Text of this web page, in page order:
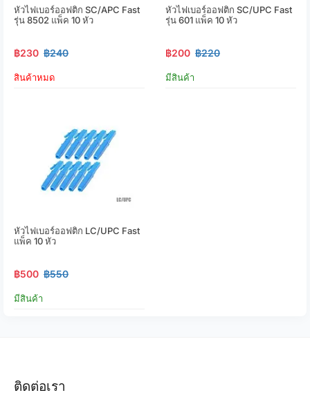
หัวไฟเบอร์ออฟติก SC/APC Fast
รุ่น 8502 แพ็ค 10 หัว
฿230 ฿240
สินค้าหมด
หัวไฟเบอร์ออฟติก SC/UPC Fast
รุ่น 601 แพ็ค 10 หัว
฿200 ฿220
มีสินค้า
หัวไฟเบอร์ออฟติก LC/UPC Fast
แพ็ค 10 หัว
฿500 ฿550
มีสินค้า
ติดต่อเรา